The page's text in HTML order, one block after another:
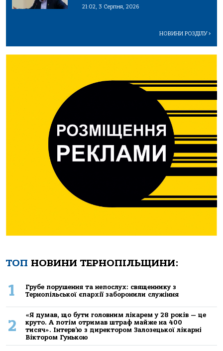
21:02, 3 Серпня, 2026
НОВИНИ РОЗДІЛУ>
ТОП НОВИНИ ТЕРНОПІЛЬЩИНИ:
1
Грубе порушення та непослух: священнику з
Тернопільської єпархії заборонили служіння
2
«Я думав, що бути головним лікарем у 28 років — це
круто. А потім отримав штраф майже на 400
тисяч». Інтерв’ю з директором Залозецької лікарні
Віктором Гунькою